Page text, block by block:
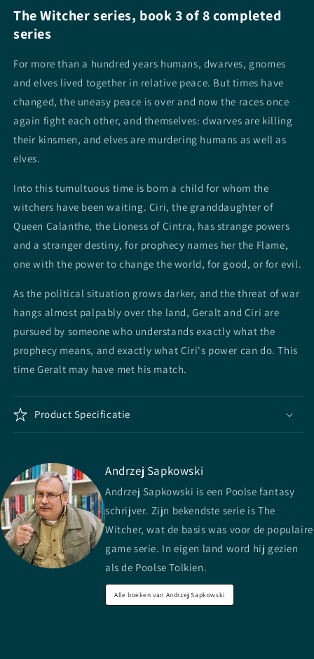
The Witcher series, book 3 of 8 completed
series
For more than a hundred years humans, dwarves, gnomes
and elves lived together in relative peace. But times have
changed, the uneasy peace is over and now the races once
again fight each other, and themselves: dwarves are killing
their kinsmen, and elves are murdering humans as well as
elves.
Into this tumultuous time is born a child for whom the
witchers have been waiting. Ciri, the granddaughter of
Queen Calanthe, the Lioness of Cintra, has strange powers
and a stranger destiny, for prophecy names her the Flame,
one with the power to change the world, for good, or for evil.
As the political situation grows darker, and the threat of war
hangs almost palpably over the land, Geralt and Ciri are
pursued by someone who understands exactly what the
prophecy means, and exactly what Ciri's power can do. This
time Geralt may have met his match.
Product Specificatie
Andrzej Sapkowski
Andrzej Sapkowski is een Poolse fantasy
schrijver. Zijn bekendste serie is The
Witcher, wat de basis was voor de populaire
game serie. In eigen land word hij gezien
als de Poolse Tolkien.
Alle boeken van Andrzej Sapkowski